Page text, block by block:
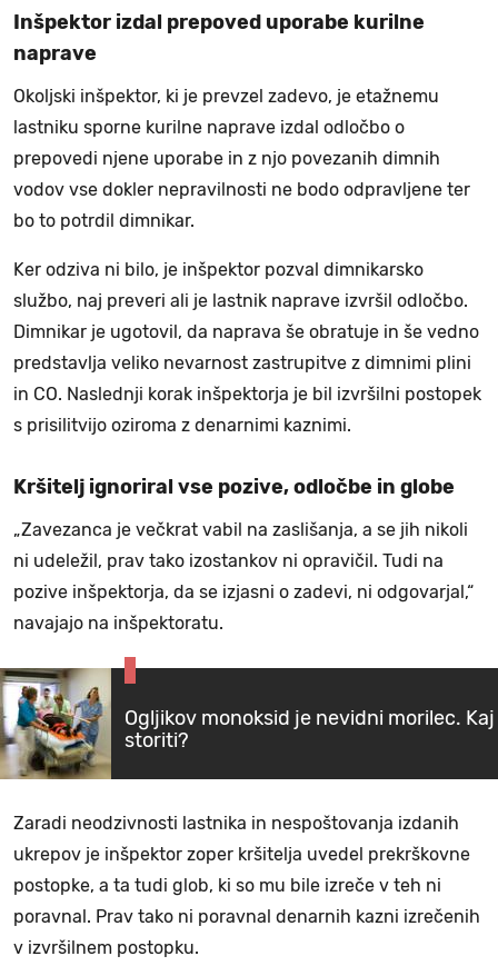
Inšpektor izdal prepoved uporabe kurilne
naprave
Okoljski inšpektor, ki je prevzel zadevo, je etažnemu
lastniku sporne kurilne naprave izdal odločbo o
prepovedi njene uporabe in z njo povezanih dimnih
vodov vse dokler nepravilnosti ne bodo odpravljene ter
bo to potrdil dimnikar.
Ker odziva ni bilo, je inšpektor pozval dimnikarsko
službo, naj preveri ali je lastnik naprave izvršil odločbo.
Dimnikar je ugotovil, da naprava še obratuje in še vedno
predstavlja veliko nevarnost zastrupitve z dimnimi plini
in CO. Naslednji korak inšpektorja je bil izvršilni postopek
s prisilitvijo oziroma z denarnimi kaznimi.
Kršitelj ignoriral vse pozive, odločbe in globe
„Zavezanca je večkrat vabil na zaslišanja, a se jih nikoli
ni udeležil, prav tako izostankov ni opravičil. Tudi na
pozive inšpektorja, da se izjasni o zadevi, ni odgovarjal,“
navajajo na inšpektoratu.
Ogljikov monoksid je nevidni morilec. Kaj
storiti?
Zaradi neodzivnosti lastnika in nespoštovanja izdanih
ukrepov je inšpektor zoper kršitelja uvedel prekrškovne
postopke, a ta tudi glob, ki so mu bile izreče v teh ni
poravnal. Prav tako ni poravnal denarnih kazni izrečenih
v izvršilnem postopku.